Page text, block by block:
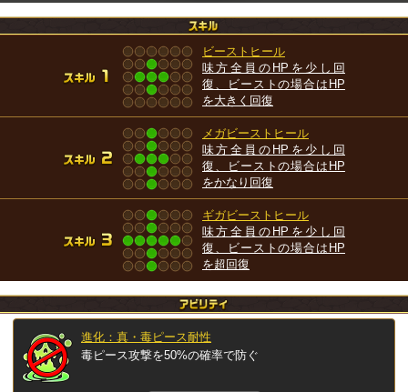
ビーストヒール
味方全員のHPを少し回
復、ビーストの場合はHP
を大きく回復
メガビーストヒール
味方全員のHPを少し回
復、ビーストの場合はHP
をかなり回復
ギガビーストヒール
味方全員のHPを少し回
復、ビーストの場合はHP
を超回復
進化：真・毒ピース耐性
毒ピース攻撃を50%の確率で防ぐ